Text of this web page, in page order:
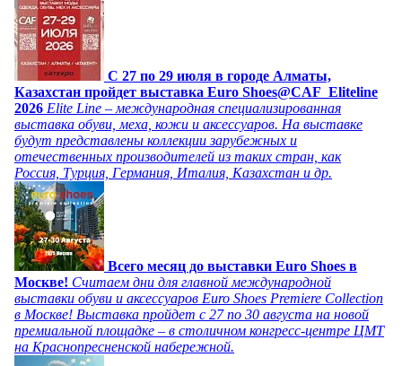
C 27 по 29 июля в городе Алматы,
Казахстан пройдет выставка Euro Shoes@CAF_Eliteline
2026 Elite Line – международная специализированная
выставка обуви, меха, кожи и аксессуаров. На выставке
будут представлены коллекции зарубежных и
отечественных производителей из таких стран, как
Россия, Турция, Германия, Италия, Казахстан и др.
Всего месяц до выставки Euro Shoes в
Москве! Считаем дни для главной международной
выставки обуви и аксессуаров Euro Shoes Premiere Collection
в Москве! Выставка пройдет с 27 по 30 августа на новой
премиальной площадке – в столичном конгресс-центре ЦМТ
на Краснопресненской набережной.